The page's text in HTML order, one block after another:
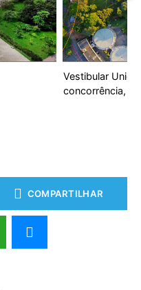
Vestibular
concorrência,
COMPARTILHAR